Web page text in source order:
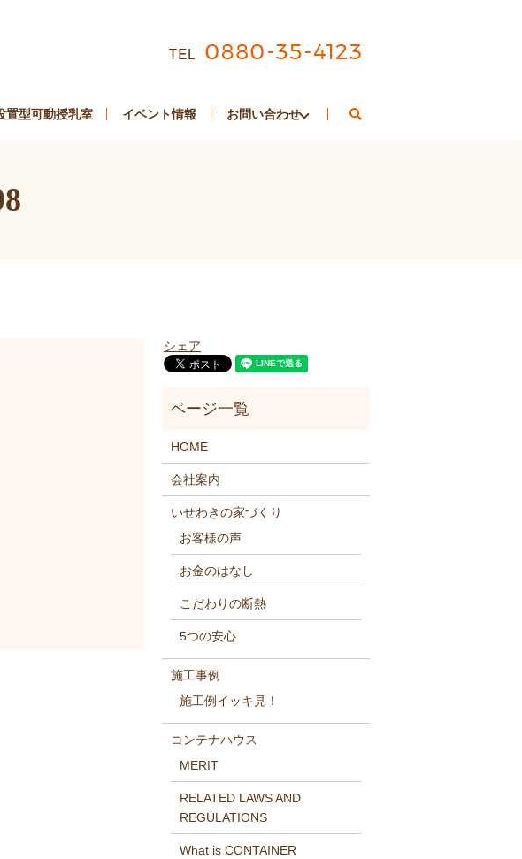
置型可動授乳室 イベント情報 お問い合わせ
シェア
HOME
会社案内
いせわきの家づくり
お客様の声
お金のはなし
こだわりの断熱
5つの安心
施工事例
施工例イッキ見！
コンテナハウス
MERIT
RELATED LAWS AND
REGULATIONS
What is CONTAINER